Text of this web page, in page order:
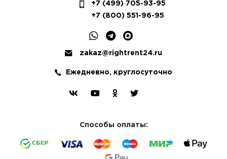
+7 (499) 705-93-95
+7 (800) 551-96-95
zakaz@rightrent24.ru
Ежедневно, круглосуточно
Способы оплаты: